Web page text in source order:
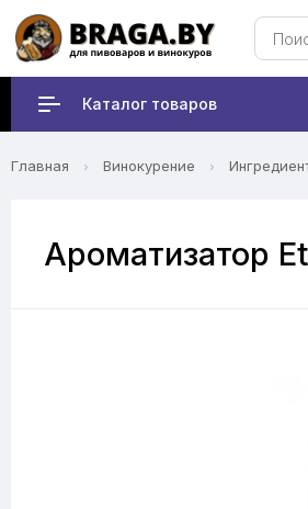
Каталог товаров
Главная Винокурение
Ароматизатор